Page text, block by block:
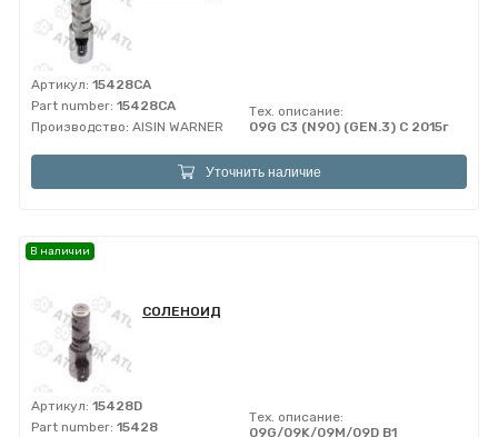
Артикул: 15428CA
Part number: 15428CA
Производство: AISIN WARNER
Тех. описание:
09G C3 (N90) (GEN.3) С 2015г
Уточнить наличие
СОЛЕНОИД
Артикул: 15428D
Part number: 15428
Тех. описание:
09G/09K/09M/09D B1
В наличии